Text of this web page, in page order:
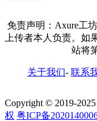
免责声明：Axure工
上传者本人负责。
站将
关于我们- 联系
Copyright © 2019-2025
权 粤ICP备